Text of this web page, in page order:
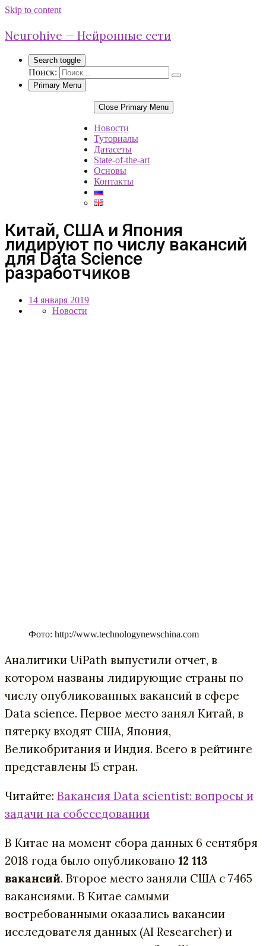
Skip to content
Neurohive — Нейронные сети
Search toggle
Поиск:
Primary Menu
Close Primary Menu
Новости
Туториалы
Датасеты
State-of-the-art
Основы
Контакты
Китай, США и Япония
лидируют по числу вакансий
для Data Science
разработчиков
14 января 2019
Новости
Фото: http://www.technologynewschina.com
Аналитики UiPath выпустили отчет, в
котором названы лидирующие страны по
числу опубликованных вакансий в сфере
Data science. Первое место занял Китай, в
пятерку входят США, Япония,
Великобритания и Индия. Всего в рейтинге
представлены 15 стран.
Читайте: Вакансия Data scientist: вопросы и
задачи на собеседовании
В Китае на момент сбора данных 6 сентября
2018 года было опубликовано 12 113
вакансий. Второе место заняли США с 7465
вакансиями. В Китае самыми
востребованными оказались вакансии
исследователя данных (AI Researcher) и